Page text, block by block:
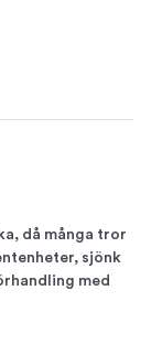
då många tror
sjönk
med